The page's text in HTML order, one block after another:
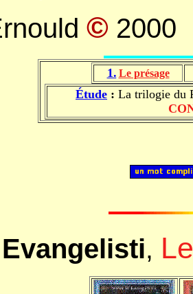
© 2000
1. Le présage
Étude : La trilogie du
Evangelisti,